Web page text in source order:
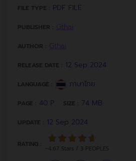
FILE TYPE : PDF FILE
PUBLISHER :
AUTHOR :
RELEASE DATE : 12 Sep 2024
LANGUAGE : ภาษาไทย
PAGE : 40 P. SIZE : 74 MB.
UPDATE : 12 Sep 2024
RATING :
~4.67 Stars / 3 PEOPLES